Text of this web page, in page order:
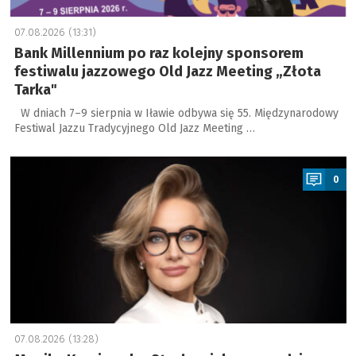
07.08.2026 (13:31)
Bank Millennium po raz kolejny sponsorem
festiwalu jazzowego Old Jazz Meeting „Złota
Tarka"
W dniach 7–9 sierpnia w Iławie odbywa się 55. Międzynarodowy
Festiwal Jazzu Tradycyjnego Old Jazz Meeting …
a
0
07.08.2026 (13:28)